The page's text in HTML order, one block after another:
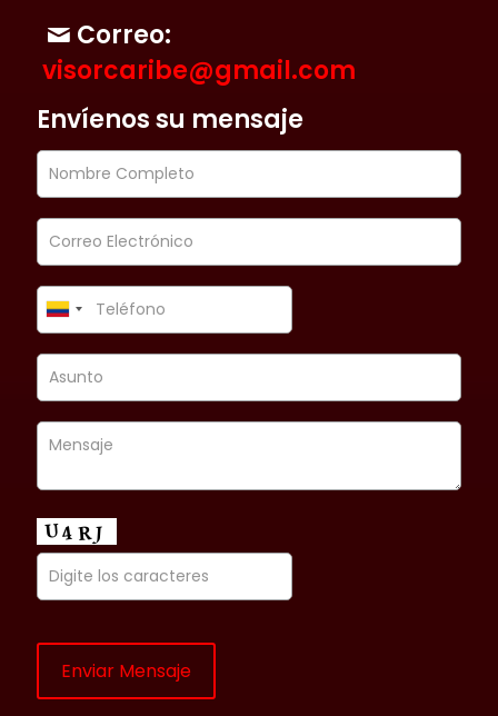
Correo:
visorcaribe@gmail.com
Envíenos su mensaje